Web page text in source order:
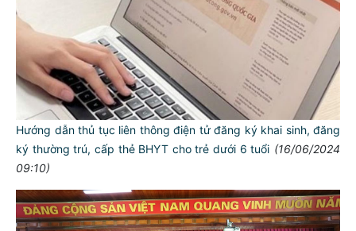
Hướng dẫn thủ tục liên thông điện tử đăng ký khai sinh, đăng
ký thường trú, cấp thẻ BHYT cho trẻ dưới 6 tuổi (16/06/2024
09:10)